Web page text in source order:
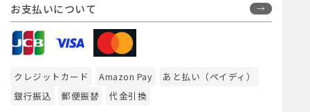
お支払いについて
クレジットカード Amazon Pay
あと払い（ペイディ）
銀行振込
郵便振替 代金引換